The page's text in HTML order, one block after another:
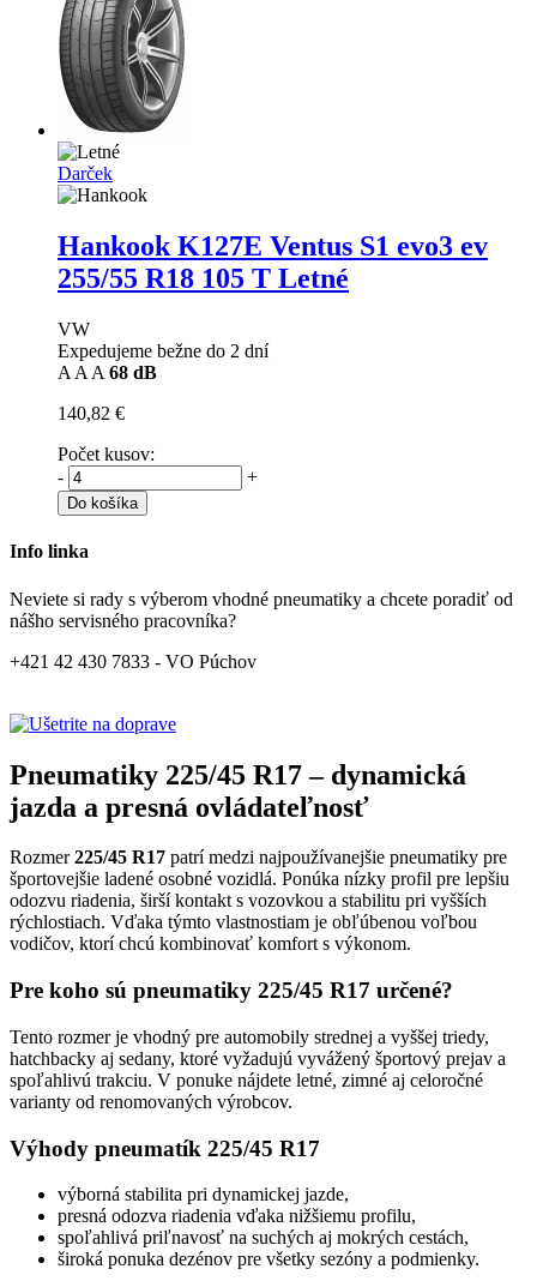
Darček
Hankook K127E Ventus S1 evo3 ev
255/55 R18 105 T Letné
VW
Expedujeme bežne do 2 dní
A A A 68 dB
140,82 €
Počet kusov:
-
+
Do košíka
Info linka
Neviete si rady s výberom vhodné pneumatiky a chcete poradiť od
nášho servisného pracovníka?
+421 42 430 7833 - VO Púchov
Pneumatiky 225/45 R17 – dynamická
jazda a presná ovládateľnosť
Rozmer225/45 R17 patrí medzi najpoužívanejšie pneumatiky pre
športovejšie ladené osobné vozidlá. Ponúka nízky profil pre lepšiu
odozvu riadenia, širší kontakt s vozovkou a stabilitu pri vyšších
rýchlostiach. Vďaka týmto vlastnostiam je obľúbenou voľbou
vodičov, ktorí chcú kombinovať komfort s výkonom.
Pre koho sú pneumatiky 225/45 R17 určené?
Tento rozmer je vhodný pre automobily strednej a vyššej triedy,
hatchbacky aj sedany, ktoré vyžadujú vyvážený športový prejav a
spoľahlivú trakciu. V ponuke nájdete letné, zimné aj celoročné
varianty od renomovaných výrobcov.
Výhody pneumatík 225/45 R17
výborná stabilita pri dynamickej jazde,
presná odozva riadenia vďaka nižšiemu profilu,
spoľahlivá priľnavosť na suchých aj mokrých cestách,
široká ponuka dezénov pre všetky sezóny a podmienky.